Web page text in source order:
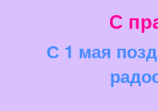
С
С 1 мая